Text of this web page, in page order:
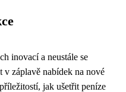
inovací a neustále se
v záplavě nabídek na nové
jak ušetřit peníze